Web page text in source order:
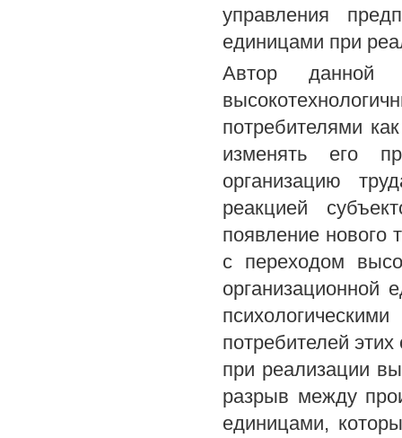
управления
единицами при
Автор данной
потребителями
изменять его
организацию
реакцией
появление нового
с переходом
организационной
потребителей
при реализации
разрыв между
единицами,